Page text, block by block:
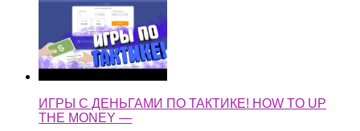
ИГРЫ С ДЕНЬГАМИ ПО ТАКТИКЕ! HOW TO UP
THE MONEY —